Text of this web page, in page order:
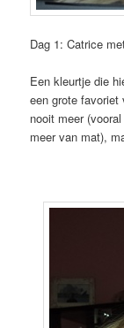
Dag 1: Catrice
Een kleurtje die
een grote favoriet
nooit meer
meer van mat),